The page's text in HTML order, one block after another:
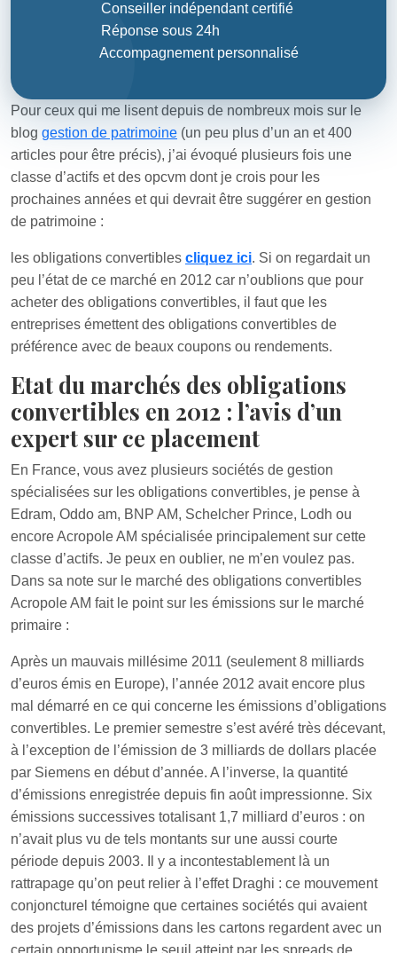
Conseiller indépendant certifié
Réponse sous 24h
Accompagnement personnalisé
Pour ceux qui me lisent depuis de nombreux mois sur le
blog gestion de patrimoine (un peu plus d’un an et 400
articles pour être précis), j’ai évoqué plusieurs fois une
classe d’actifs et des opcvm dont je crois pour les
prochaines années et qui devrait être suggérer en gestion
de patrimoine :
les obligations convertibles cliquez ici. Si on regardait un
peu l’état de ce marché en 2012 car n’oublions que pour
acheter des obligations convertibles, il faut que les
entreprises émettent des obligations convertibles de
préférence avec de beaux coupons ou rendements.
Etat du marchés des obligations
convertibles en 2012 : l’avis d’un
expert sur ce placement
En France, vous avez plusieurs sociétés de gestion
spécialisées sur les obligations convertibles, je pense à
Edram, Oddo am, BNP AM, Schelcher Prince, Lodh ou
encore Acropole AM spécialisée principalement sur cette
classe d’actifs. Je peux en oublier, ne m’en voulez pas.
Dans sa note sur le marché des obligations convertibles
Acropole AM fait le point sur les émissions sur le marché
primaire :
Après un mauvais millésime 2011 (seulement 8 milliards
d’euros émis en Europe), l’année 2012 avait encore plus
mal démarré en ce qui concerne les émissions d’obligations
convertibles. Le premier semestre s’est avéré très décevant,
à l’exception de l’émission de 3 milliards de dollars placée
par Siemens en début d’année. A l’inverse, la quantité
d’émissions enregistrée depuis fin août impressionne. Six
émissions successives totalisant 1,7 milliard d’euros : on
n’avait plus vu de tels montants sur une aussi courte
période depuis 2003. Il y a incontestablement là un
rattrapage qu’on peut relier à l’effet Draghi : ce mouvement
conjoncturel témoigne que certaines sociétés qui avaient
des projets d’émissions dans les cartons regardent avec un
certain opportunisme le seuil atteint par les spreads de